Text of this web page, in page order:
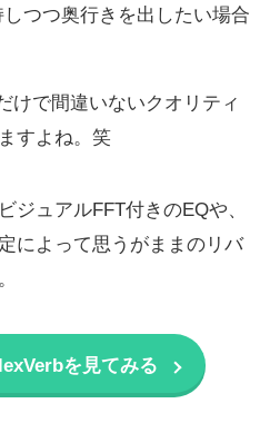
つつ奥行きを出したい場合
けで間違いないクオリティ
すよね。笑
ジュアルFFT付きのEQや、
によって思うがままのリバ
を見てみる